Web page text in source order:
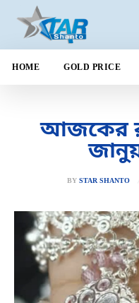
HOME GOLD PRICE
আজকের
BY STAR SHANTO